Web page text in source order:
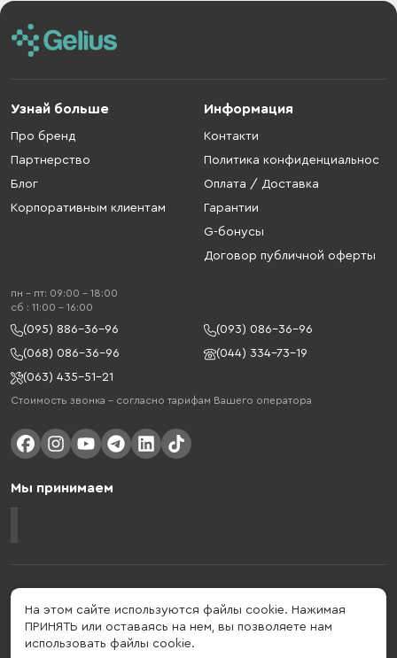
Узнай больше
Про бренд
Партнерство
Блог
Корпоративным клиентам
Информация
Контакти
Политика конфиденциальнос
Оплата / Доставка
Гарантии
G-бонусы
Договор публичной оферты
пн - пт: 09:00 - 18:00
cб : 11:00 - 16:00
(095) 886-36-96
(093) 086-36-96
(068) 086-36-96
(044) 334-73-19
(063) 435-51-21
Стоимость звонка – согласно тарифам Вашего оператора
Мы принимаем
Gelius - украинский бренд, который активно развивается в сфере
умных гаджетов и мобильных аксессуаров. Бренд подтвержден в 2013
году. Gelius - это больше, чем просто бренд, этот стиль жизни,
который об'єднує в собі драйв, радость, скорость, новації и
практичність.
На этом сайте используются файлы cookie. Нажимая
ПРИНЯТЬ или оставаясь на нем, вы позволяете нам
использовать файлы cookie.